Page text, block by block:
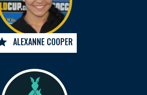
ALEXANNE COOPER